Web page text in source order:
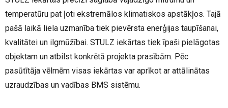
temperatūru pat ļoti ekstremālos klimatiskos apstākļos. Tajā
pašā laikā liela uzmanība tiek pievērsta enerģijas taupīšanai,
kvalitātei un ilgmūžībai. STULZ iekārtas tiek īpaši pielāgotas
objektam un atbilst konkrētā projekta prasībām. Pēc
pasūtītāja vēlmēm visas iekārtas var aprīkot ar attālinātas
uzraudzības un vadības BMS sistēmu.